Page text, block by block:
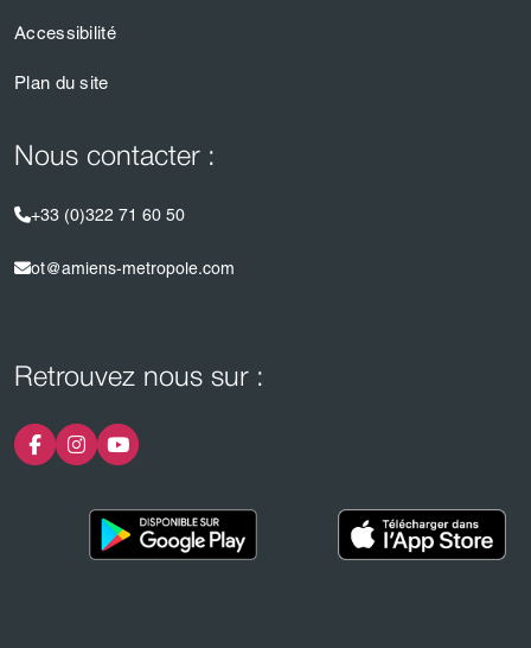
Accessibilité
Plan du site
Nous contacter :
+33 (0)322 71 60 50
ot@amiens-metropole.com
Retrouvez nous sur :